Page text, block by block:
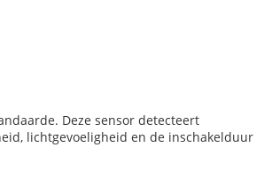
Deze sensor detecteert
lichtgevoeligheid en de inschakelduur